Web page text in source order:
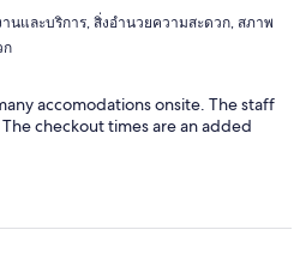
นและบริการ, สิ่งอำนวยความสะดวก, สภาพ
ก
accomodations onsite. The staff
checkout times are an added